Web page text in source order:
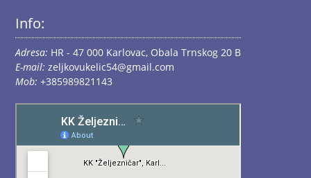
Info:
Adresa: HR - 47 000 Karlovac, Obala Trnskog 20 B
E-mail: zeljkovukelic54@gmail.com
Mob: +385989821143